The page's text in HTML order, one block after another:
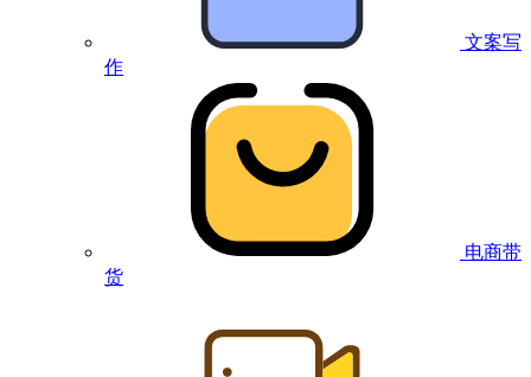
文案写
作
电商带
货